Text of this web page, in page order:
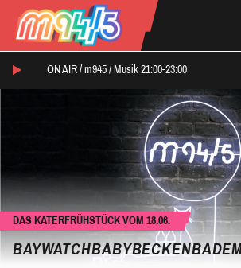
ON AIR / m945 / Musik 21:00-23:00
DAS KATERFRÜHSTÜCK VOM 18.06.